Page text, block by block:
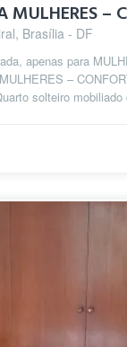
Brasília - DF
apenas para
–
solteiro